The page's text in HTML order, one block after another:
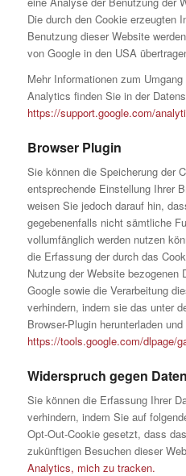
Die durch den Cookie erzeugten
Benutzung dieser Website
von Google in den USA
Mehr Informationen zum
Analytics finden Sie in der
https://support.google.com/
Browser Plugin
Sie können die Speicherung der
entsprechende Einstellung Ihrer
weisen Sie jedoch darauf hin,
gegebenenfalls nicht sämtliche
vollumfänglich werden nutzen
die Erfassung der durch das
Nutzung der Website bezogenen
Google sowie die Verarbeitung
verhindern, indem sie das unter
Browser-Plugin herunterladen
https://tools.google.com/dlpage/
Widerspruch gegen
Sie können die Erfassung Ihrer
verhindern, indem Sie auf
Opt-Out-Cookie gesetzt, dass
zukünftigen Besuchen dieser
Analytics, mich zu tracken.